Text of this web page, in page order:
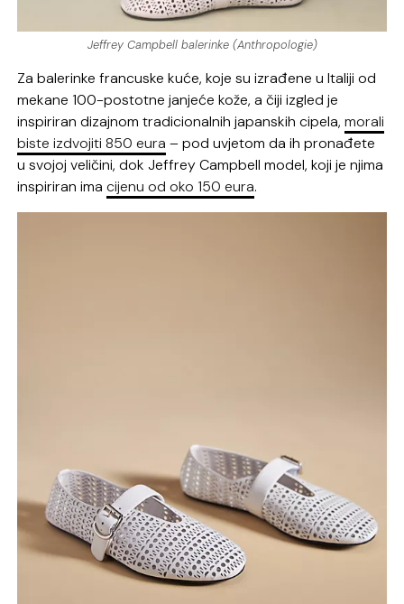
Jeffrey Campbell balerinke (Anthropologie)
Za balerinke francuske kuće, koje su izrađene u Italiji od
mekane 100-postotne janjeće kože, a čiji izgled je
inspiriran dizajnom tradicionalnih japanskih cipela,morali
biste izdvojiti 850 eura – pod uvjetom da ih pronađete
u svojoj veličini, dok Jeffrey Campbell model, koji je njima
inspiriran imacijenu od oko 150 eura.